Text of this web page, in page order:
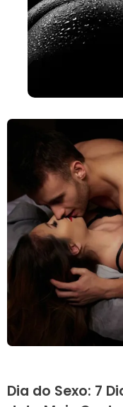
Dia do Sexo: 7